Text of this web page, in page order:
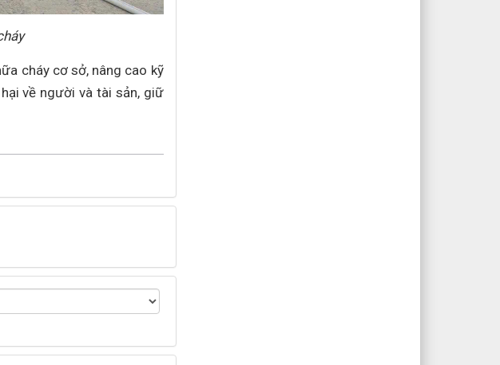
cháy cơ sở, nâng cao kỹ
về người và tài sản, giữ